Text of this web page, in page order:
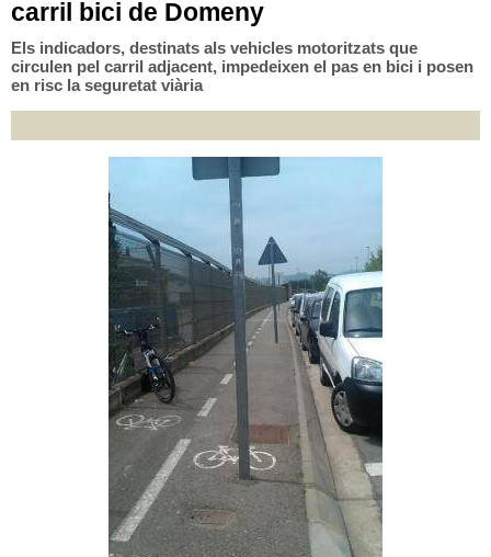
carril bici de Domeny
Els indicadors, destinats als vehicles motoritzats que
circulen pel carril adjacent, impedeixen el pas en bici i posen
en risc la seguretat viària